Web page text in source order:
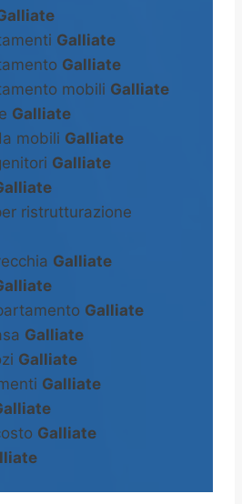
Galliate
Galliate
mobili Galliate
Galliate
mobili Galliate
Galliate
ristrutturazione
Galliate
Galliate
Galliate
Galliate
Galliate
Galliate